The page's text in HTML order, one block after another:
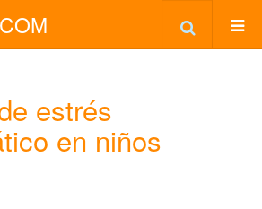
estrés
en niños